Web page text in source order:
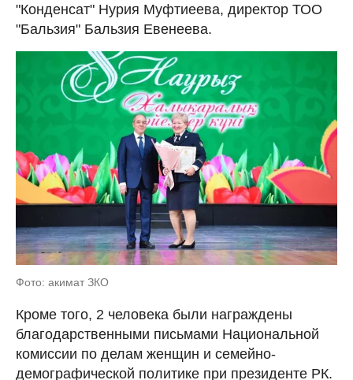
"Конденсат" Нурия Муфтиеева, директор ТОО
"Бальзия" Бальзия Евенеева.
Фото: акимат ЗКО
Кроме того, 2 человека были награждены
благодарственными письмами Национальной
комиссии по делам женщин и семейно-
демографической политике при президенте РК.